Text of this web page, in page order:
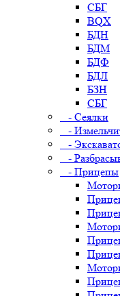
СБГ
BQX
БДН
БДМ
БДФ
БДЛ
БЗН
СБГ
- Сеялки
-
-
-
- Прицепы